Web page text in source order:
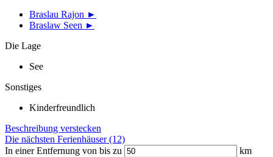
Braslau Rajon ►
Braslaw Seen ►
Die Lage
See
Sonstiges
Kinderfreundlich
Beschreibung verstecken
Die nächsten Ferienhäuser (12)
In einer Entfernung von bis zu
km